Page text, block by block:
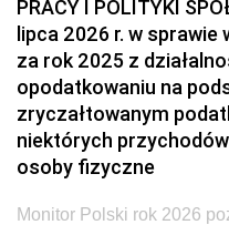
PRACY I POLITYKI
lipca 2026 r. w
za rok 2025 z
opodatkowaniu na
zryczałtowanym
niektórych
osoby fizyczne
Monitor Polski rok 2026